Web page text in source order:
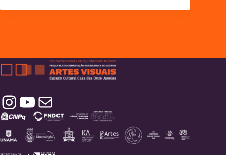
Instagram YouTube Contatos